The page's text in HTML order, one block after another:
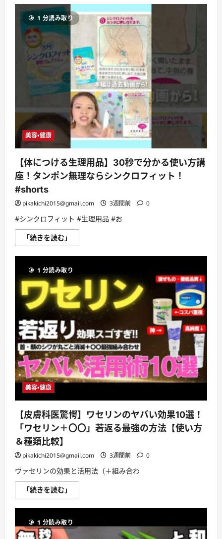
ラ
神
ス
キ
ア】
脂
性
肌
に
も
オ
ス
ス
メ
し
た
い
コ
パ
優
秀
な
化
&
美
液
を
介
す
ぞ
つ
い
て
さ
ら
に
読
む
1 分読み取り
美容・健康
【体につける生理用品】30秒で分かる使い方講
座！タンポン無理ならシンクロフィット！
#shorts
pikakichi2015@gmail.com 3週間前 0
#シンクロフィット #生理用品 #お
「続きを読む」
に
け
生
理
用
品】
30
秒
で
分
か
る
使
い
方
講
座！
タ
ン
無
理
な
ら
シ
ロ
フ
ィ
ッ
ト！
つ
い
さ
ら
1 分読み取り
美容・健康
【皮膚科医驚愕】ワセリンのヤバい効果10選！
「ワセリン＋〇〇」若返る最強の方法【使い方
＆種類比較】
pikakichi2015@gmail.com 3週間前 0
ヴァセリンの効果と活用法（＋組み合わ
「続きを読む」
膚
医
愕】
ワ
1 分読み取り